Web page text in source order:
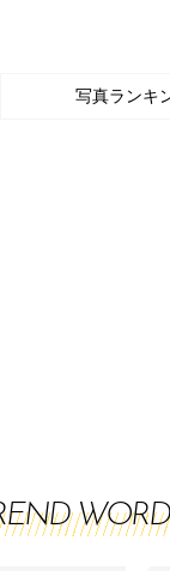
写真ランキ
WORD